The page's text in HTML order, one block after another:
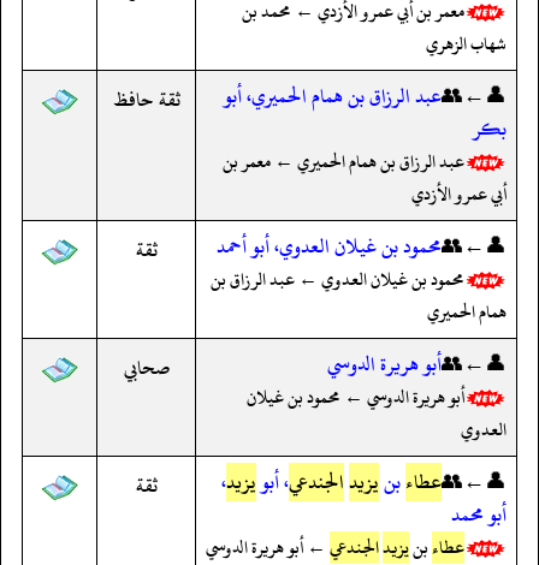
معمر بن أبي عمرو الأزدي ← محمد بن
شهاب الزهري
👤←👥عبد الرزاق بن همام الحميري، أبو
بكر
عبد الرزاق بن همام الحميري ← معمر بن
أبي عمرو الأزدي
ثقة حافظ
👤←👥محمود بن غيلان العدوي، أبو أحمد
محمود بن غيلان العدوي ← عبد الرزاق بن
همام الحميري
ثقة
👤←👥أبو هريرة الدوسي
أبو هريرة الدوسي ← محمود بن غيلان
العدوي
صحابي
👤←👥عطاءبنيزيدالجندعي، أبويزيد،
أبو محمد
عطاءبنيزيدالجندعي ← أبو هريرة الدوسي
ثقة